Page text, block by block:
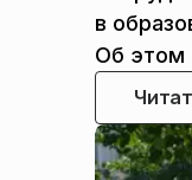
в
Об этом